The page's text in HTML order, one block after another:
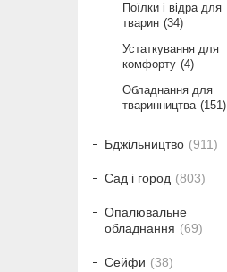
Поїлки і відра для
тварин 34
Устаткування для
комфорту 4
Обладнання для
тваринництва
151
Бджільництво 911
Сад і город 803
Опалювальне
обладнання
69
Сейфи 38